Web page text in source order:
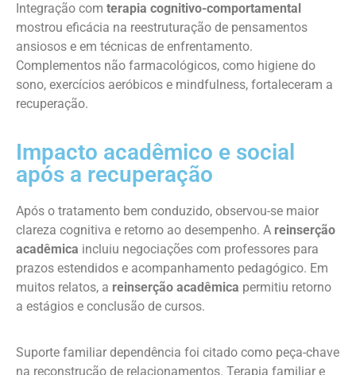
Integração com terapia cognitivo-comportamental
mostrou eficácia na reestruturação de pensamentos
ansiosos e em técnicas de enfrentamento.
Complementos não farmacológicos, como higiene do
sono, exercícios aeróbicos e mindfulness, fortaleceram a
recuperação.
Impacto acadêmico e social
após a recuperação
Após o tratamento bem conduzido, observou-se maior
clareza cognitiva e retorno ao desempenho. A reinserção
acadêmica incluiu negociações com professores para
prazos estendidos e acompanhamento pedagógico. Em
muitos relatos, a reinserção acadêmica permitiu retorno
a estágios e conclusão de cursos.
Suporte familiar dependência foi citado como peça-chave
na reconstrução de relacionamentos. Terapia familiar e